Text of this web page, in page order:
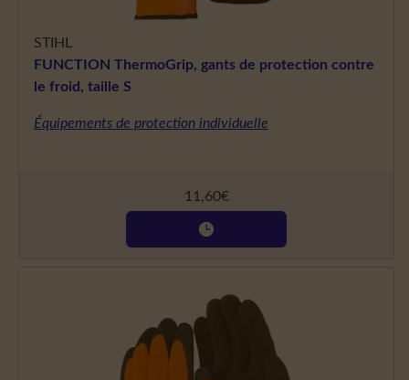
STIHL
FUNCTION ThermoGrip, gants de protection contre
le froid, taille S
Équipements de protection individuelle
11,60€